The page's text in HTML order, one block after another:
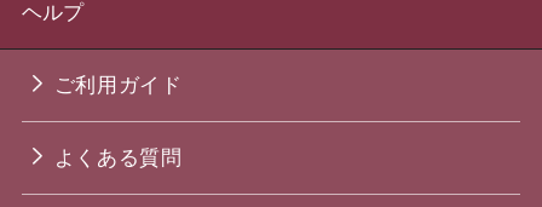
ヘルプ
ご利用ガイド
よくある質問